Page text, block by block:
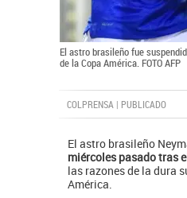
El astro brasileño fue
de la Copa América. FOTO AFP
COLPRENSA | PUBLICADO
El astro brasileño
miércoles pasado tras
las razones de la dura
América.